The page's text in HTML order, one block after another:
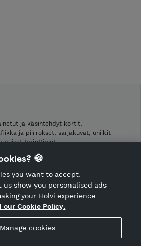
Ltd is regulated by the Financial
ja käsintehdyt kortit,
ja piirrokset, sarjakuvat, uniikit
puiset tarjottimet.
🍪
you want to accept.
us show you personalised ads
your Holvi experience
our Cookie Policy.
Manage cookies